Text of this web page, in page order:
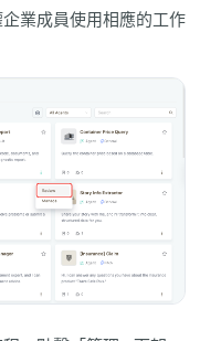
業成員使用相應的工作